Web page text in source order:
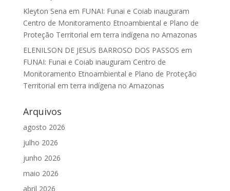
Kleyton Sena em FUNAI: Funai e Coiab inauguram
Centro de Monitoramento Etnoambiental e Plano de
Proteção Territorial em terra indígena no Amazonas
ELENILSON DE JESUS BARROSO DOS PASSOS em
FUNAI: Funai e Coiab inauguram Centro de
Monitoramento Etnoambiental e Plano de Proteção
Territorial em terra indígena no Amazonas
Arquivos
agosto 2026
julho 2026
junho 2026
maio 2026
abril 2026